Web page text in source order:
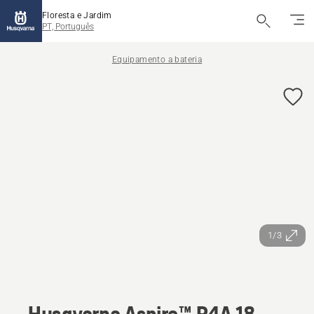
Floresta e Jardim
PT, Português
Equipamento a bateria
1/3